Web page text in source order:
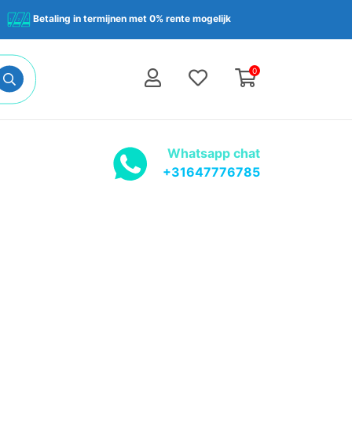
Betaling in termijnen met 0% rente mogelijk
0
Whatsapp chat
+31647776785